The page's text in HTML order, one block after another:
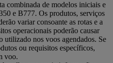
combinada de modelos iniciais e
e B777. Os produtos, serviços
variar consoante as rotas e a
operacionais poderão causar
utilizado nos voos agendados. Se
ou requisitos específicos,
voo.